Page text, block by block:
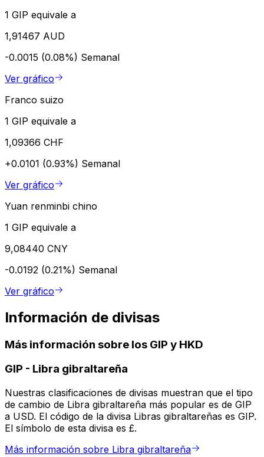
1 GIP equivale a
1,91467 AUD
-0.0015 (0.08%) Semanal
Ver gráfico
Franco suizo
1 GIP equivale a
1,09366 CHF
+0.0101 (0.93%) Semanal
Ver gráfico
Yuan renminbi chino
1 GIP equivale a
9,08440 CNY
-0.0192 (0.21%) Semanal
Ver gráfico
Información de divisas
Más información sobre los GIP y HKD
GIP - Libra gibraltareña
Nuestras clasificaciones de divisas muestran que el tipo
de cambio de Libra gibraltareña más popular es de GIP
a USD. El código de la divisa Libras gibraltareñas es GIP.
El símbolo de esta divisa es £.
Más información sobre Libra gibraltareña